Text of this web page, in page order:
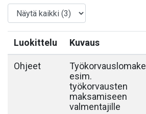
Luokittelu Kuvaus
Ohjeet
Työkorvauslomake
esim.
työkorvausten
maksamiseen
valmentajille